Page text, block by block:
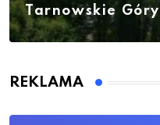
Tarnowskie Góry
REKLAMA